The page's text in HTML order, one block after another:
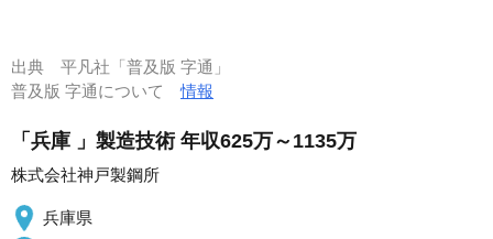
出典 平凡社「普及版 字通」
普及版 字通について情報
「兵庫 」製造技術 年収625万～1135万
株式会社神戸製鋼所
兵庫県